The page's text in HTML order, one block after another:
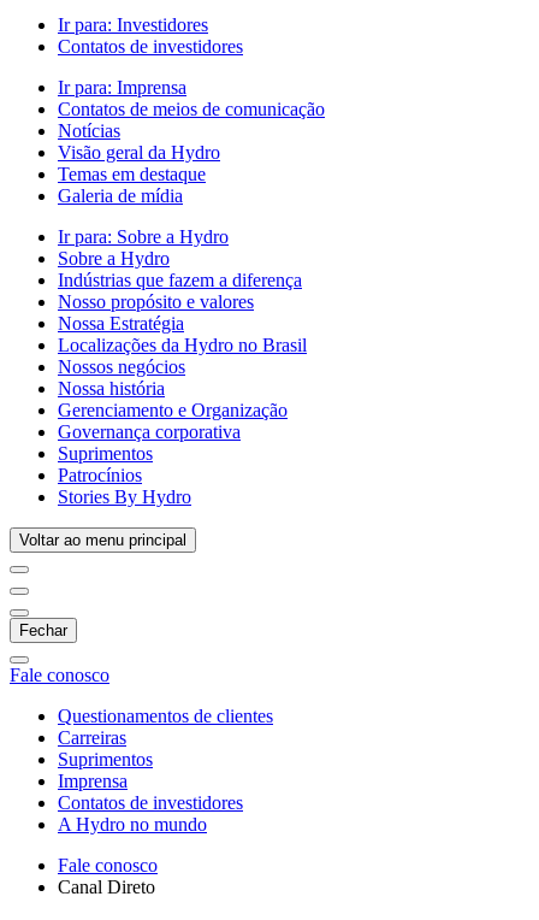
Ir para: Investidores
Contatos de investidores
Ir para: Imprensa
Contatos de meios de comunicação
Notícias
Visão geral da Hydro
Temas em destaque
Galeria de mídia
Ir para: Sobre a Hydro
Sobre a Hydro
Indústrias que fazem a diferença
Nosso propósito e valores
Nossa Estratégia
Localizações da Hydro no Brasil
Nossos negócios
Nossa história
Gerenciamento e Organização
Governança corporativa
Suprimentos
Patrocínios
Stories By Hydro
Voltar ao menu principal
Fechar
Fale conosco
Questionamentos de clientes
Carreiras
Suprimentos
Imprensa
Contatos de investidores
A Hydro no mundo
Fale conosco
Canal Direto